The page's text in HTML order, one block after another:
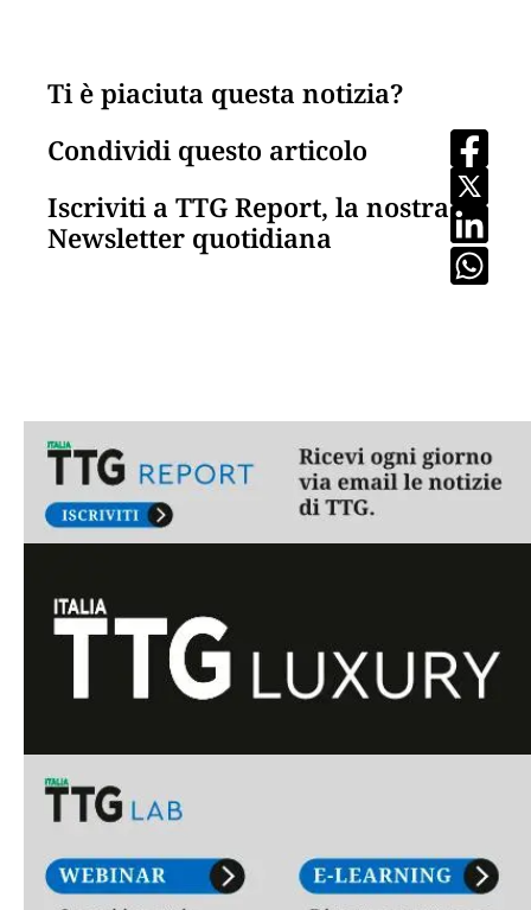
Ti è piaciuta questa notizia?
Condividi questo articolo
Iscriviti a TTG Report, la nostra
Newsletter quotidiana